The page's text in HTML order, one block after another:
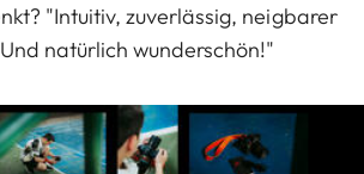
"Intuitiv, zuverlässig, neigbarer
natürlich wunderschön!"